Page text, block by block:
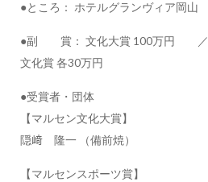
●ところ： ホテルグランヴィア岡山
●副 賞： 文化大賞 100万円 ／
文化賞 各30万円
●受賞者・団体
【マルセン文化大賞】
隠﨑 隆一 （備前焼）
【マルセンスポーツ賞】